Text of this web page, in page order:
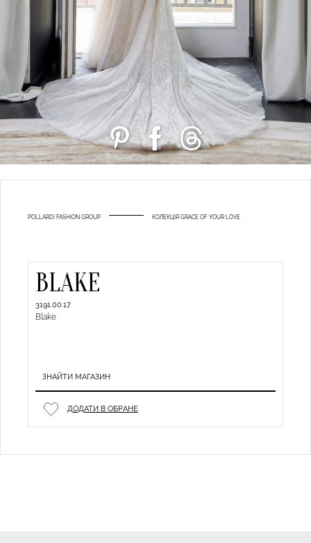
POLLARDI FASHION GROUP КОЛЕКЦІЯ GRACE OF YOUR LOVE
BLAKE
3191.00.17
Blake
ЗНАЙТИ МАГАЗИН
ДОДАТИ В ОБРАНЕ